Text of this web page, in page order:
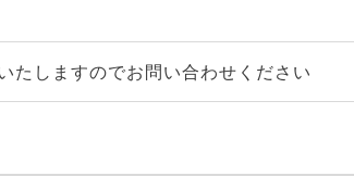
たしますのでお問い合わせください